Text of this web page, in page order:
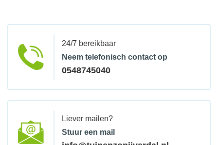
24/7 bereikbaar
Neem telefonisch contact op
0548745040
Liever mailen?
Stuur een mail